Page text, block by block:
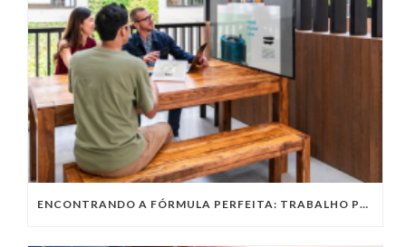
ENCONTRANDO A FÓRMULA PERFEITA: TRABALHO PRESENCIAL, HOME OFFICE OU TRABALHO HÍBRIDO?